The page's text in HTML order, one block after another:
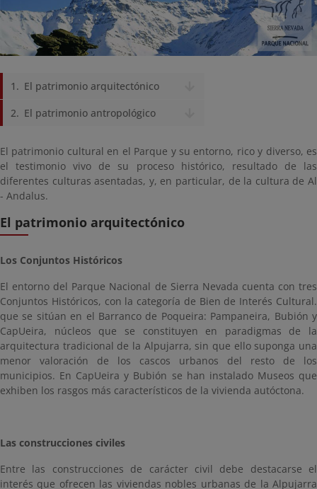
El patrimonio arquitectónico
El patrimonio antropológico
El patrimonio cultural en el Parque y su entorno, rico y diverso, es
el testimonio vivo de su proceso histórico, resultado de las
diferentes culturas asentadas, y, en particular, de la cultura de Al
- Andalus.
El patrimonio arquitectónico
Los Conjuntos Históricos
El entorno del Parque Nacional de Sierra Nevada cuenta con tres
Conjuntos Históricos, con la categoría de Bien de Interés Cultural.
que se sitúan en el Barranco de Poqueira: Pampaneira, Bubión y
CapUeira, núcleos que se constituyen en paradigmas de la
arquitectura tradicional de la Alpujarra, sin que ello suponga una
menor valoración de los cascos urbanos del resto de los
municipios. En CapUeira y Bubión se han instalado Museos que
exhiben los rasgos más característicos de la vivienda autóctona.
Las construcciones civiles
Entre las construcciones de carácter civil debe destacarse el
interés que ofrecen las viviendas nobles urbanas de la Alpujarra